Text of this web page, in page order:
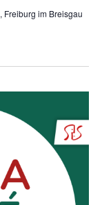
Freiburg im Breisgau